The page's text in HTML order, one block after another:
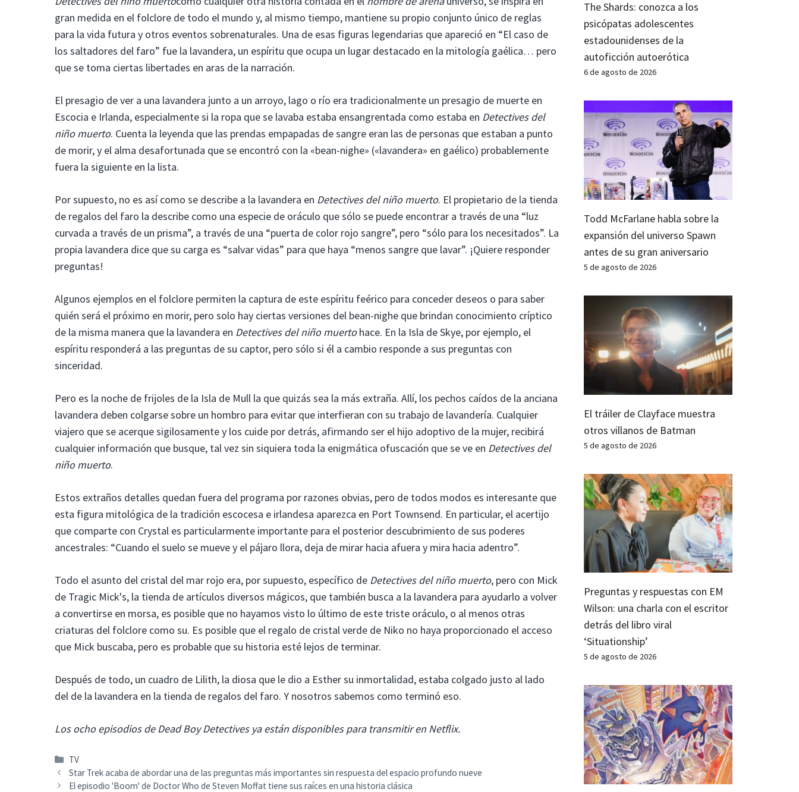
gran medida en el folclore de todo el mundo y, al mismo tiempo, mantiene su propio conjunto único de reglas
para la vida futura y otros eventos sobrenaturales. Una de esas figuras legendarias que apareció en “El caso de
los saltadores del faro” fue la lavandera, un espíritu que ocupa un lugar destacado en la mitología gaélica… pero
que se toma ciertas libertades en aras de la narración.
El presagio de ver a una lavandera junto a un arroyo, lago o río era tradicionalmente un presagio de muerte en
Escocia e Irlanda, especialmente si la ropa que se lavaba estaba ensangrentada como estaba en Detectives del
niño muerto. Cuenta la leyenda que las prendas empapadas de sangre eran las de personas que estaban a punto
de morir, y el alma desafortunada que se encontró con la «bean-nighe» («lavandera» en gaélico) probablemente
fuera la siguiente en la lista.
Por supuesto, no es así como se describe a la lavandera en Detectives del niño muerto. El propietario de la tienda
de regalos del faro la describe como una especie de oráculo que sólo se puede encontrar a través de una “luz
curvada a través de un prisma”, a través de una “puerta de color rojo sangre”, pero “sólo para los necesitados”. La
propia lavandera dice que su carga es “salvar vidas” para que haya “menos sangre que lavar”. ¡Quiere responder
preguntas!
Algunos ejemplos en el folclore permiten la captura de este espíritu feérico para conceder deseos o para saber
quién será el próximo en morir, pero solo hay ciertas versiones del bean-nighe que brindan conocimiento críptico
de la misma manera que la lavandera en Detectives del niño muertohace. En la Isla de Skye, por ejemplo, el
espíritu responderá a las preguntas de su captor, pero sólo si él a cambio responde a sus preguntas con
sinceridad.
Pero es la noche de frijoles de la Isla de Mull la que quizás sea la más extraña. Allí, los pechos caídos de la anciana
lavandera deben colgarse sobre un hombro para evitar que interfieran con su trabajo de lavandería. Cualquier
viajero que se acerque sigilosamente y los cuide por detrás, afirmando ser el hijo adoptivo de la mujer, recibirá
cualquier información que busque, tal vez sin siquiera toda la enigmática ofuscación que se ve en Detectives del
niño muerto.
Estos extraños detalles quedan fuera del programa por razones obvias, pero de todos modos es interesante que
esta figura mitológica de la tradición escocesa e irlandesa aparezca en Port Townsend. En particular, el acertijo
que comparte con Crystal es particularmente importante para el posterior descubrimiento de sus poderes
ancestrales: “Cuando el suelo se mueve y el pájaro llora, deja de mirar hacia afuera y mira hacia adentro”.
Todo el asunto del cristal del mar rojo era, por supuesto, específico de Detectives del niño muerto, pero con Mick
de Tragic Mick's, la tienda de artículos diversos mágicos, que también busca a la lavandera para ayudarlo a volver
a convertirse en morsa, es posible que no hayamos visto lo último de este triste oráculo, o al menos otras
criaturas del folclore como su. Es posible que el regalo de cristal verde de Niko no haya proporcionado el acceso
que Mick buscaba, pero es probable que su historia esté lejos de terminar.
Después de todo, un cuadro de Lilith, la diosa que le dio a Esther su inmortalidad, estaba colgado justo al lado
del de la lavandera en la tienda de regalos del faro. Y nosotros sabemos como terminó eso.
Los ocho episodios de Dead Boy Detectives ya están disponibles para transmitir en Netflix.
Categorías
TV
Star Trek acaba de abordar una de las preguntas más importantes sin respuesta del espacio profundo nueve
El episodio 'Boom' de Doctor Who de Steven Moffat tiene sus raíces en una historia clásica
The Shards: conozca a los
psicópatas adolescentes
estadounidenses de la
autoficción autoerótica
6 de agosto de 2026
Todd McFarlane habla sobre la
expansión del universo Spawn
antes de su gran aniversario
5 de agosto de 2026
El tráiler de Clayface muestra
otros villanos de Batman
5 de agosto de 2026
Preguntas y respuestas con EM
Wilson: una charla con el escritor
detrás del libro viral
‘Situationship’
5 de agosto de 2026